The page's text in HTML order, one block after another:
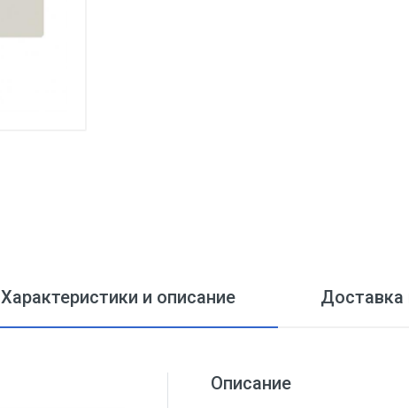
Характеристики и описание Доставка
Описание